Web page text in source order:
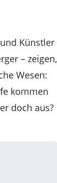
Künstler
– zeigen,
Wesen:
kommen
doch aus?